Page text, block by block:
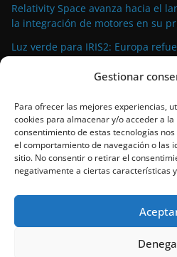
Gestionar
Para ofrecer las mejores experiencias,
cookies para almacenar y/o acceder a
consentimiento de estas tecnologías
el comportamiento de navegación o las
sitio. No consentir o retirar el
negativamente a ciertas características
Relativity Space avanza hacia el
la integración de motores en su
Luz verde para IRIS2: Europa
El rover Perseverance de la
en su totalidad por inteligencia
SpaceX lanza una nueva misión
expandir su megaconstelación
El futuro incierto de Ariane 6: la
el Consejo Ministerial de 2025